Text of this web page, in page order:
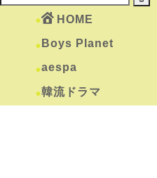
HOME
Boys Planet
aespa
韓流ドラマ